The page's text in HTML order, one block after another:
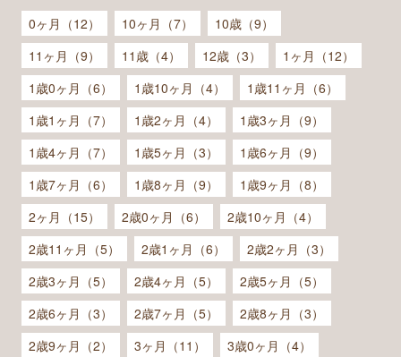
0ヶ月（12） 10ヶ月（7）
10歳（9）
11ヶ月（9）
11歳（4） 12歳（3）
1ヶ月（12）
1歳0ヶ月（6）
1歳10ヶ月（4）
1歳11ヶ月（6）
1歳1ヶ月（7）
1歳2ヶ月（4）
1歳3ヶ月（9）
1歳4ヶ月（7）
1歳5ヶ月（3）
1歳6ヶ月（9）
1歳7ヶ月（6）
1歳8ヶ月（9）
1歳9ヶ月（8）
2ヶ月（15）
2歳0ヶ月（6）
2歳10ヶ月（4）
2歳11ヶ月（5）
2歳1ヶ月（6）
2歳2ヶ月（3）
2歳3ヶ月（5）
2歳4ヶ月（5）
2歳5ヶ月（5）
2歳6ヶ月（3）
2歳7ヶ月（5）
2歳8ヶ月（3）
2歳9ヶ月（2）
3ヶ月（11）
3歳0ヶ月（4）